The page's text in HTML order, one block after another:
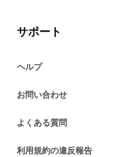
サポート
ヘルプ
お問い合わせ
よくある質問
利用規約の違反報告